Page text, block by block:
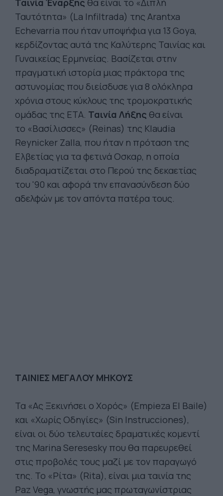
Ταινία Έναρξης θα είναι το «Διπλή
Ταυτότητα» (La Infiltrada) της Arantxa
Echevarria που ήταν υποψήφια για 13 Goya,
κερδίζοντας αυτά της Καλύτερης Ταινίας και
Γυναικείας Ερμηνείας. Βασίζεται στην
πραγματική ιστορία μιας πράκτορα της
αστυνομίας που διείσδυσε για 8 ολόκληρα
χρόνια στους κύκλους της τρομοκρατικής
ομάδας της ΕΤΑ. Ταινία Λήξης θα είναι
το «Βασίλισσες» (Reinas) της Klaudia
Reynicker Zalla, που ήταν η πρόταση της
Ελβετίας για τα φετινά Οσκαρ, η οποία
διαδραματίζεται στο Περού της δεκαετίας
του '90 και αφορά την επανασύνδεση δύο
αδελφών με τον απόντα πατέρα τους.
ΤΑΙΝΙΕΣ ΜΕΓΑΛΟΥ ΜΗΚΟΥΣ
Τα «Ας Ξεκινήσει ο Χορός» (Empieza El Baile)
και «Χωρίς Οδηγίες» (Sin Instrucciones),
είναι οι δύο τελευταίες δραματικές κομεντί
της Marina Seresesky που θα παρευρεθεί
στις προβολές τους μαζί με τον παραγωγό
της. Το «Ρίτα» (Rita), είναι μια ταινία της
Paz Vega, γνωστής μας πρωταγωνίστριας